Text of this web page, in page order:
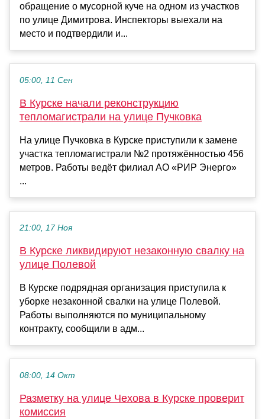
обращение о мусорной куче на одном из участков
по улице Димитрова. Инспекторы выехали на
место и подтвердили и...
05:00, 11 Сен
В Курске начали реконструкцию
тепломагистрали на улице Пучковка
На улице Пучковка в Курске приступили к замене
участка тепломагистрали №2 протяжённостью 456
метров. Работы ведёт филиал АО «РИР Энерго»
...
21:00, 17 Ноя
В Курске ликвидируют незаконную свалку на
улице Полевой
В Курске подрядная организация приступила к
уборке незаконной свалки на улице Полевой.
Работы выполняются по муниципальному
контракту, сообщили в адм...
08:00, 14 Окт
Разметку на улице Чехова в Курске проверит
комиссия